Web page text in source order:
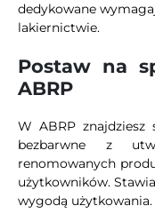
dedykowane
lakiernictwie.
Postaw na
ABRP
W ABRP znajdziesz
bezbarwne z
renomowanych
użytkowników.
wygodą użytkowania.